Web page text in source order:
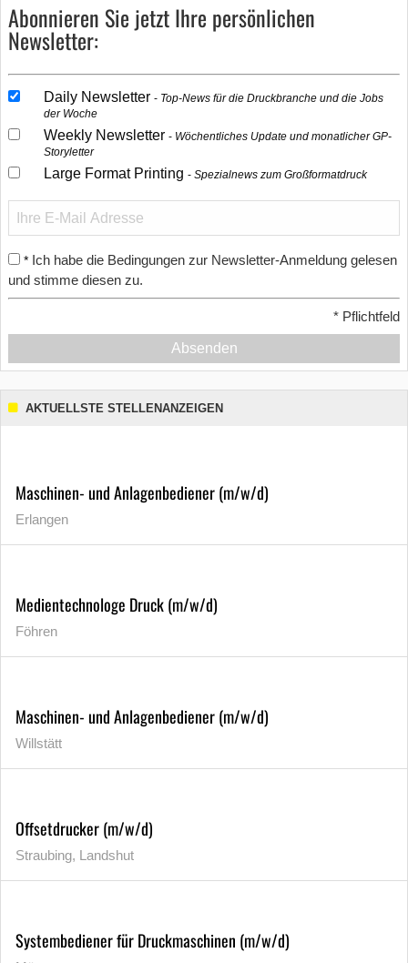
Abonnieren Sie jetzt Ihre persönlichen
Newsletter:
Daily Newsletter
Top-News für die Druckbranche und die Jobs
der Woche
Weekly Newsletter
Wöchentliches Update und monatlicher GP-
Storyletter
Large Format Printing Spezialnews zum Großformatdruck
* Ich habe die Bedingungen zur Newsletter-Anmeldung gelesen
und stimme diesen zu.
* Pflichtfeld
Absenden
AKTUELLSTE STELLENANZEIGEN
Maschinen- und Anlagenbediener (m/w/d)
Erlangen
Medientechnologe Druck (m/w/d)
Föhren
Maschinen- und Anlagenbediener (m/w/d)
Willstätt
Offsetdrucker (m/w/d)
Straubing, Landshut
Systembediener für Druckmaschinen (m/w/d)